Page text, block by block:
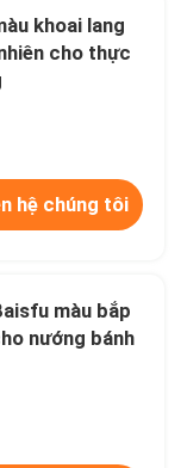
khoai lang
cho thực
hệ chúng tôi
màu bắp
nướng bánh